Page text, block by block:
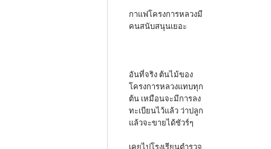
กาแฟโครงการหลวงมี
คนสนับสนุนเยอะ
อันที่จริง ต้นไม้ของ
โครงการหลวงแทบทุก
ต้น เหมือนจะมีการลง
ทะเบียนไว้แล้ว ว่าปลูก
แล้วจะขายได้ชัวร์ๆ